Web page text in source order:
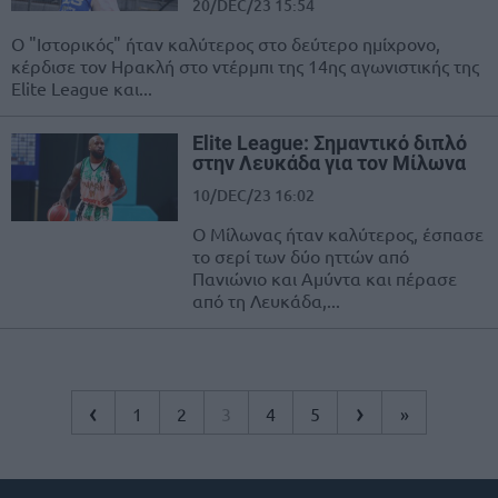
20/DEC/23 15:54
Ο "Ιστορικός" ήταν καλύτερος στο δεύτερο ημίχρονο,
κέρδισε τον Ηρακλή στο ντέρμπι της 14ης αγωνιστικής της
Elite League και...
Elite League: Σημαντικό διπλό
στην Λευκάδα για τον Μίλωνα
10/DEC/23 16:02
Ο Μίλωνας ήταν καλύτερος, έσπασε
το σερί των δύο ηττών από
Πανιώνιο και Αμύντα και πέρασε
από τη Λευκάδα,...
‹ 1 2 3 4 5 › »